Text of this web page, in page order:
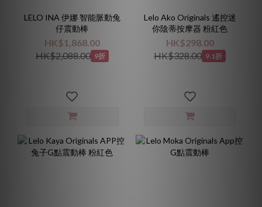
LELO INA 伊娜 智能脈動兔
仔震動棒
HK$1,868.00
HK$2,088.00 9折
Lelo Ako Originals 遙控迷
你陰蒂按摩器 粉紅色
HK$298.00
HK$328.00 9.1折